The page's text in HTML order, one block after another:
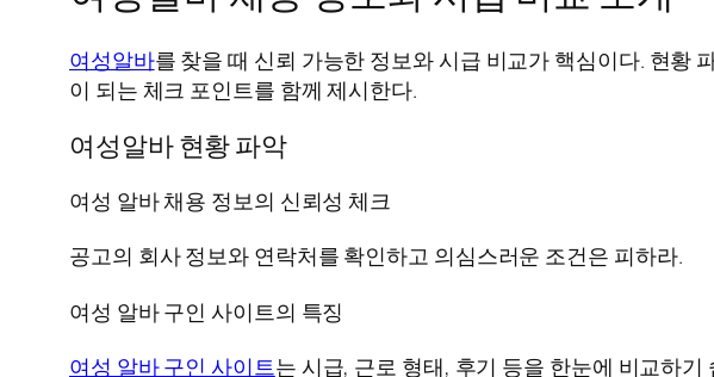
여성알바를 찾을 때 신뢰 가능한 정보와 시급 비교가 핵심이다. 현황
이 되는 체크 포인트를 함께 제시한다.
여성알바 현황 파악
여성 알바 채용 정보의 신뢰성 체크
공고의 회사 정보와 연락처를 확인하고 의심스러운 조건은 피하라.
여성 알바 구인 사이트의 특징
여성 알바 구인 사이트는 시급, 근로 형태, 후기 등을 한눈에 비교하기